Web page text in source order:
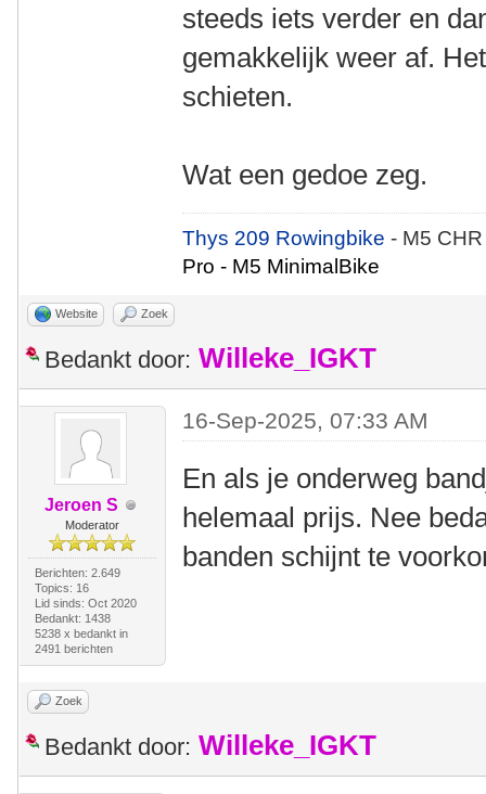
steeds iets verder en
gemakkelijk weer af.
schieten.
Wat een gedoe zeg.
Thys 209 Rowingbike- M5
Pro - M5 MinimalBike
Website Zoek
Bedankt door: Willeke_IGKT
Jeroen S
Moderator
Berichten: 2.649
Topics: 16
Lid sinds: Oct 2020
Bedankt: 1438
5238 x bedankt in
2491 berichten
16-Sep-2025, 07:33 AM
En als je onderweg
helemaal prijs. Nee
banden schijnt te
Zoek
Bedankt door: Willeke_IGKT